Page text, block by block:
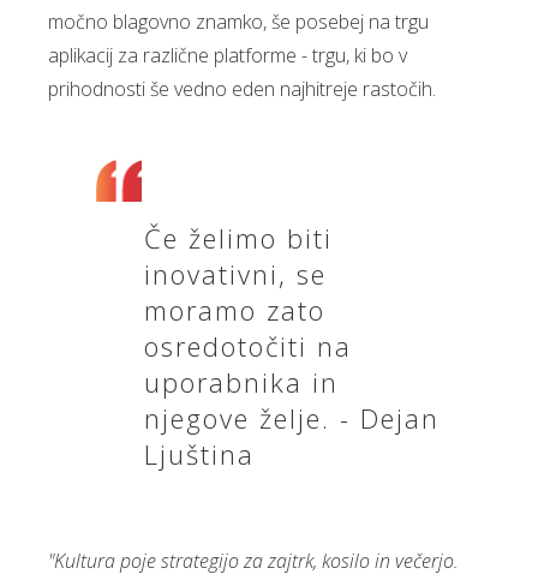
močno blagovno znamko, še posebej na trgu
aplikacij za različne platforme - trgu, ki bo v
prihodnosti še vedno eden najhitreje rastočih.
Če želimo biti
inovativni, se
moramo zato
osredotočiti na
uporabnika in
njegove želje. - Dejan
Ljuština
"Kultura poje strategijo za zajtrk, kosilo in večerjo.